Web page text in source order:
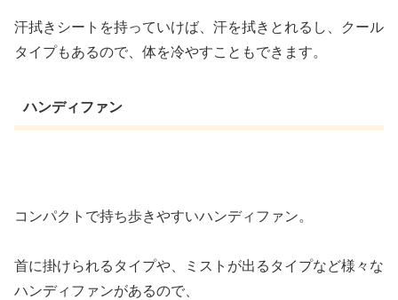
汗拭きシートを持っていけば、汗を拭きとれるし、クール
タイプもあるので、体を冷やすこともできます。
ハンディファン
コンパクトで持ち歩きやすいハンディファン。
首に掛けられるタイプや、ミストが出るタイプなど様々な
ハンディファンがあるので、